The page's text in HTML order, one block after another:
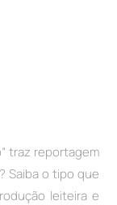
traz reportagem
Saiba o tipo que
leiteira e